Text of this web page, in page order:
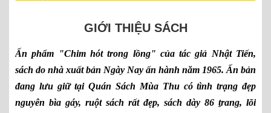
GIỚI THIỆU SÁCH
Ấn phẩm "Chim hót trong lồng" của tác giả Nhật Tiến,
sách do nhà xuất bản Ngày Nay ấn hành năm 1965. Ấn bản
đang lưu giữ tại Quán Sách Mùa Thu có tình trạng đẹp
nguyên bìa gáy, ruột sách rất đẹp, sách dày 86 trang, lõi